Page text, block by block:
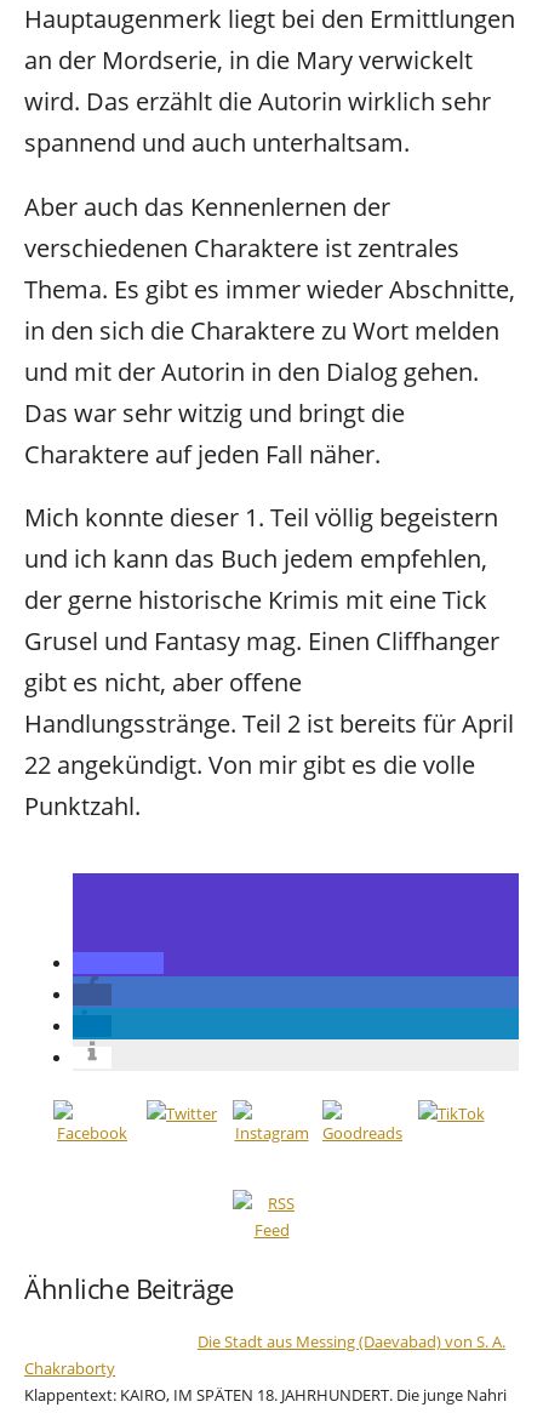
Hauptaugenmerk liegt bei den Ermittlungen
an der Mordserie, in die Mary verwickelt
wird. Das erzählt die Autorin wirklich sehr
spannend und auch unterhaltsam.
Aber auch das Kennenlernen der
verschiedenen Charaktere ist zentrales
Thema. Es gibt es immer wieder Abschnitte,
in den sich die Charaktere zu Wort melden
und mit der Autorin in den Dialog gehen.
Das war sehr witzig und bringt die
Charaktere auf jeden Fall näher.
Mich konnte dieser 1. Teil völlig begeistern
und ich kann das Buch jedem empfehlen,
der gerne historische Krimis mit eine Tick
Grusel und Fantasy mag. Einen Cliffhanger
gibt es nicht, aber offene
Handlungsstränge. Teil 2 ist bereits für April
22 angekündigt. Von mir gibt es die volle
Punktzahl.
Ähnliche Beiträge
Die Stadt aus Messing (Daevabad) von S. A.
Chakraborty
Klappentext: KAIRO, IM SPÄTEN 18. JAHRHUNDERT. Die junge Nahri